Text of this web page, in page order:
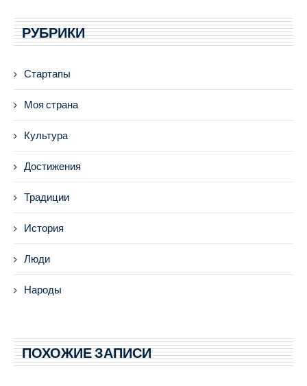
РУБРИКИ
Стартапы
Моя страна
Культура
Достижения
Традиции
История
Люди
Народы
ПОХОЖИЕ ЗАПИСИ